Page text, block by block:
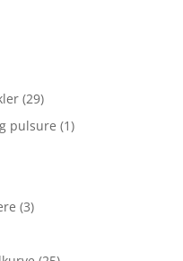
(29)
pulsure (1)
(3)